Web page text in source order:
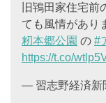
旧鴇田家住宅
ても風情があり
籾本郷公園 の #
https://t.co/
— 習志野経済新